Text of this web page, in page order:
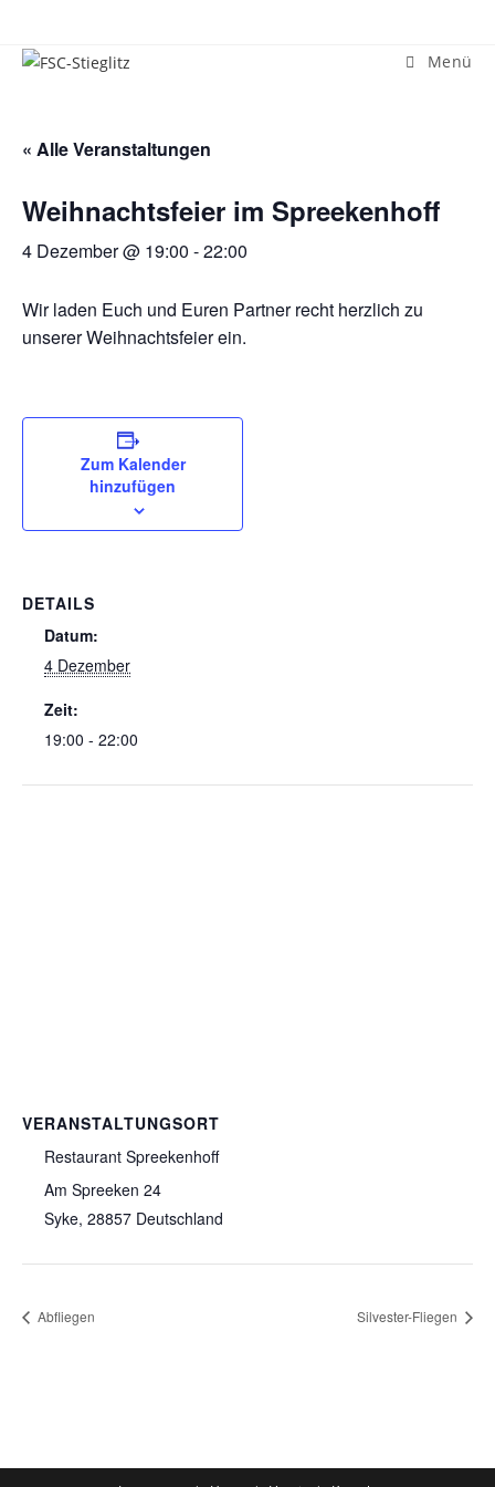
springen
Menü
« Alle Veranstaltungen
Weihnachtsfeier im Spreekenhoff
4 Dezember @ 19:00 -22:00
Wir laden Euch und Euren Partner recht herzlich zu
unserer Weihnachtsfeier ein.
Zum Kalender
hinzufügen
DETAILS
Datum:
4 Dezember
Zeit:
19:00 - 22:00
VERANSTALTUNGSORT
Restaurant Spreekenhoff
Am Spreeken 24
Syke, 28857 Deutschland
Abfliegen Silvester-Fliegen